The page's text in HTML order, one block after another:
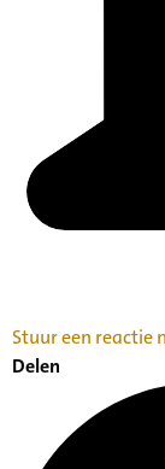
Stuur een reactie
Delen